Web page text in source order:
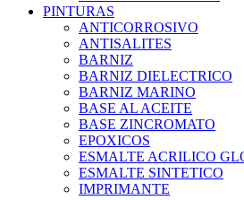
PINTURAS
ANTICORROSIVO
ANTISALITES
BARNIZ
BARNIZ DIELECTRICO
BARNIZ MARINO
BASE AL ACEITE
BASE ZINCROMATO
EPOXICOS
ESMALTE ACRILICO
ESMALTE SINTETICO
IMPRIMANTE